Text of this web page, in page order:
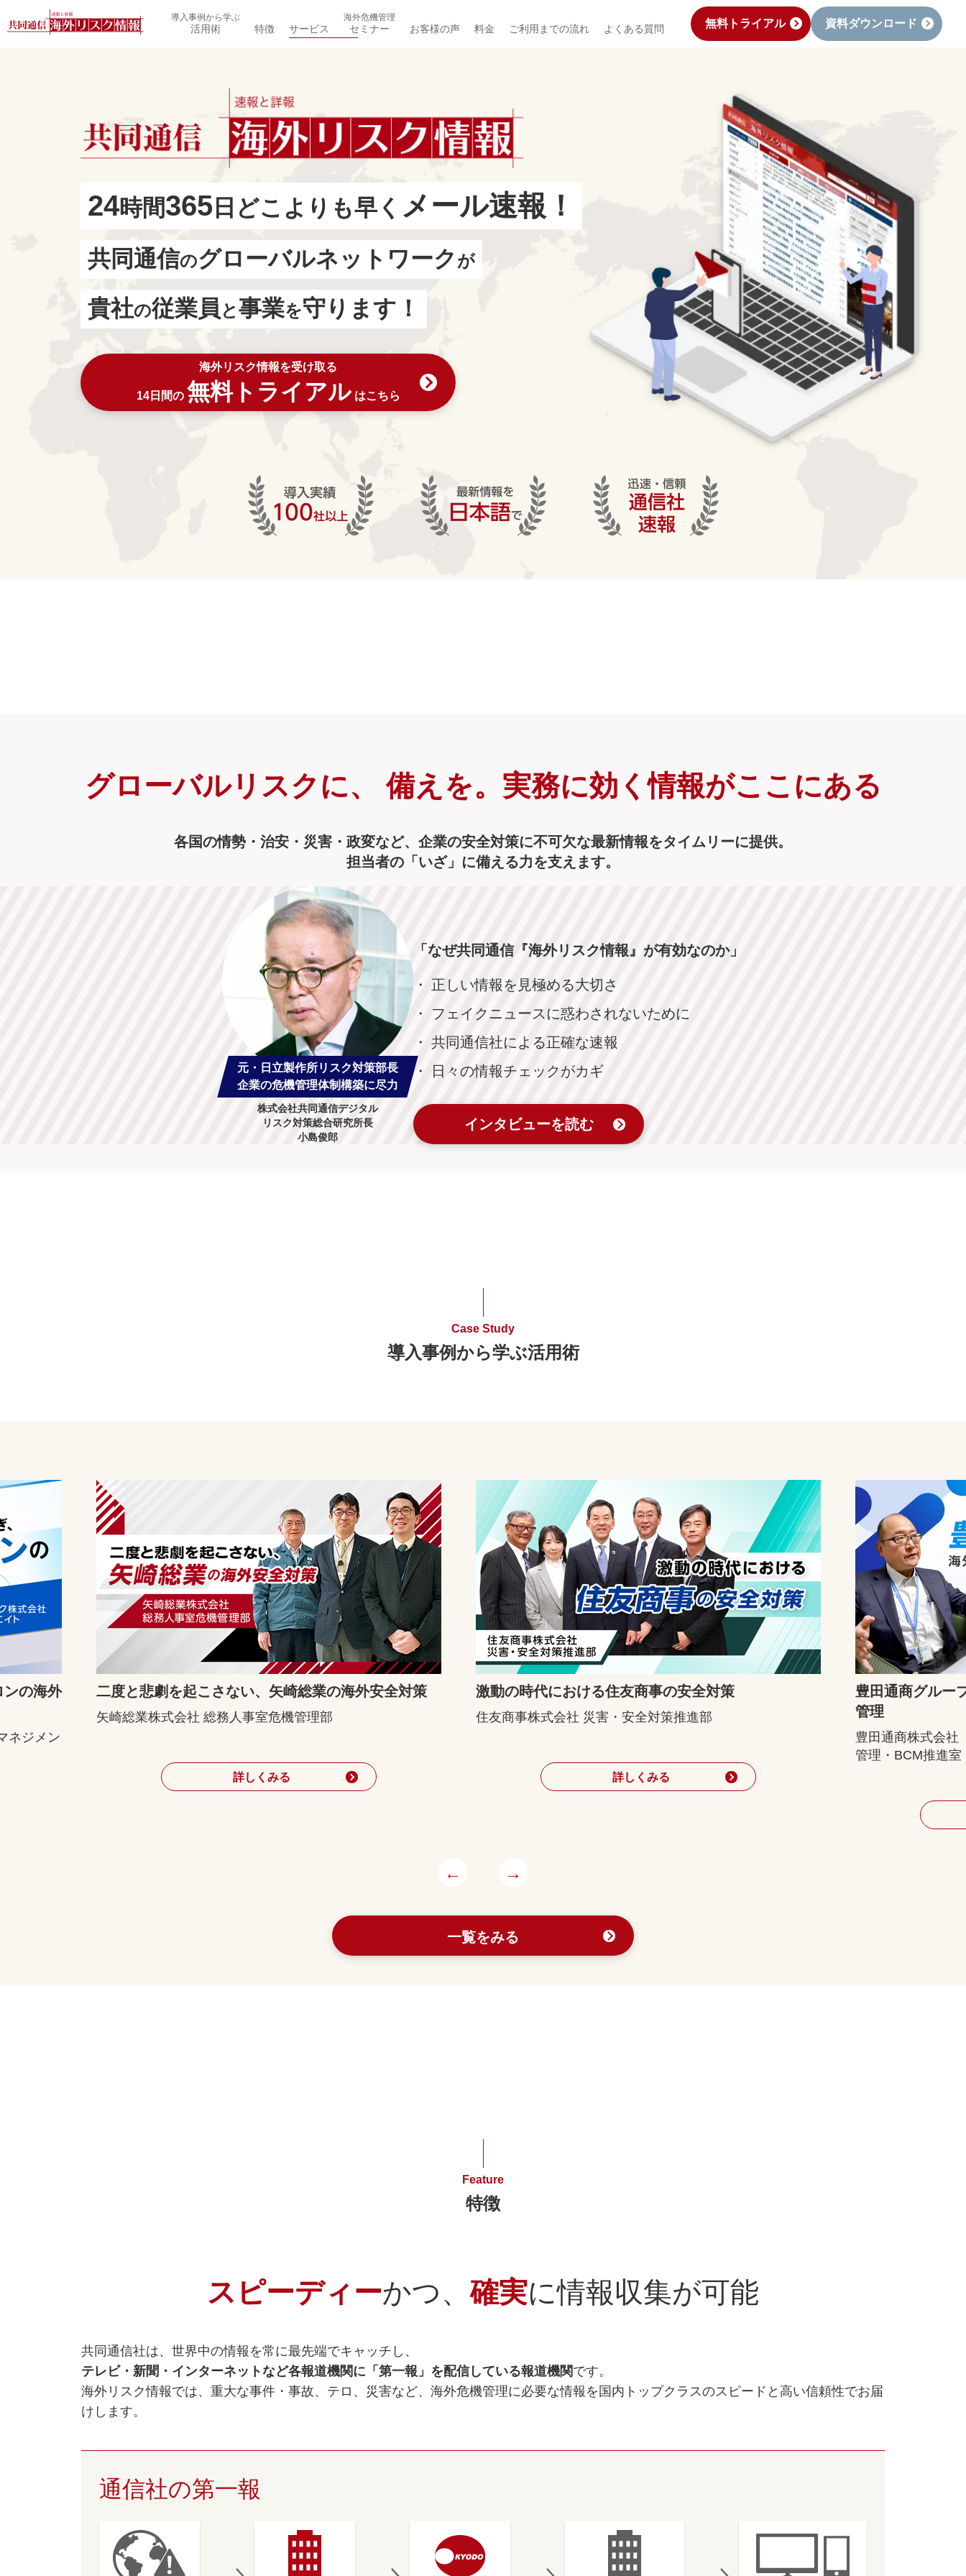
導入事例から学ぶ
活用術 特徴 サービス
海外危機管理
セミナー お客様の声 料金 ご利用までの流れ よくある質問 無料トライアル 資料ダウンロード
24時間365 日 どこよりも早く メール速報！
共同通信のグローバルネットワーク が
貴社の従業員 と事業を守ります！
海外リスク情報を受け取る
14日間の 無料トライアルはこちら
グローバルリスクに、備えを。実務に効く情報がここにある
各国の情勢・治安・災害・政変など、企業の安全対策に不可欠な最新情報をタイムリーに提供。
担当者の「いざ」に備える力を支えます。
元・日立製作所リスク対策部長
企業の危機管理体制構築に尽力
株式会社共同通信デジタル
リスク対策総合研究所長
小島俊郎
「なぜ共同通信『海外リスク情報』が有効なのか」
正しい情報を見極める大切さ
フェイクニュースに惑わされないために
共同通信社による正確な速報
日々の情報チェックがカギ
インタビューを読む
Case Study
導入事例から学ぶ活用術
ンの海外
ネジメン
二度と悲劇を起こさない、矢崎総業の海外安全対策
矢崎総業株式会社 総務人事室危機管理部
詳しくみる
激動の時代における住友商事の安全対策
住友商事株式会社 災害・安全対策推進部
詳しくみる
豊田通商グルー
管理
豊田通商株式会
管理・BCM推進
← →
一覧をみる
Feature
特徴
スピーディーかつ、確実に情報収集が可能
共同通信社は、世界中の情報を常に最先端でキャッチし、
テレビ・新聞・インターネットなど各報道機関に「第一報」を配信している報道機関です。
海外リスク情報では、重大な事件・事故、テロ、災害など、海外危機管理に必要な情報を国内トップクラスのスピードと高い信頼性でお届
けします。
通信社の第一報